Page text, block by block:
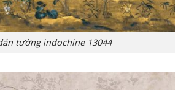
tường indochine 13044